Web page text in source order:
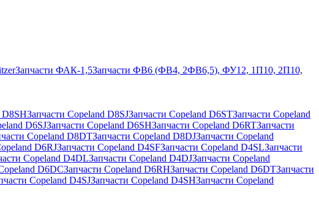
Запчасти ФАК-1,5Запчасти ФВ6 (ФВ4, 2ФВ6,5), ФУ12, 1П10, 2П10,
D8SHЗапчасти Copeland D8SJЗапчасти Copeland D6STЗапчасти Copeland
D6SJЗапчасти Copeland D6SHЗапчасти Copeland D6RTЗапчасти
Copeland D8DTЗапчасти Copeland D8DJЗапчасти Copeland
D6RJЗапчасти Copeland D4SFЗапчасти Copeland D4SLЗапчасти
Copeland D4DLЗапчасти Copeland D4DJЗапчасти Copeland
D6DCЗапчасти Copeland D6RHЗапчасти Copeland D6DTЗапчасти
Copeland D4SJЗапчасти Copeland D4SHЗапчасти Copeland